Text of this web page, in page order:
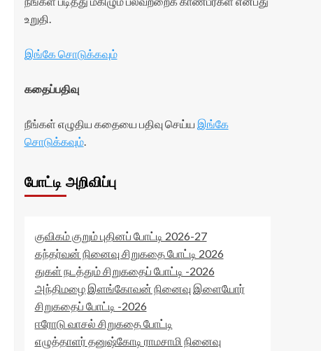
உறுதி.
இங்கே சொடுக்கவும்
கதைப்பதிவு
நீங்கள் எழுதிய கதையை பதிவு செய்ய இங்கே
சொடுக்கவும்.
போட்டி அறிவிப்பு
குவிகம் குறும் புதினப் போட்டி 2026-27
கந்தர்வன் நினைவு சிறுகதை போட்டி 2026
துகள் நடத்தும் சிறுகதைப் போட்டி -2026
அந்திமழை இளங்கோவன் நினைவு இளையோர்
சிறுகதைப் போட்டி -2026
ஈரோடு வாசல் சிறுகதை போட்டி
எழுத்தாளர் தனுஷ்கோடி ராமசாமி நினைவு